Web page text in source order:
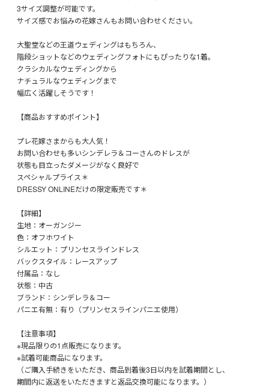
3サイズ調整が可能です。
サイズ感でお悩みの花嫁さんもお問い合わせください。
大聖堂などの王道ウェディングはもちろん、
階段ショットなどのウェディングフォトにもぴったりな1着。
クラシカルなウェディングから
ナチュラルなウェディングまで
幅広く活躍しそうです！
【商品おすすめポイント】
プレ花嫁さまからも大人気！
お問い合わせも多いシンデレラ＆コーさんのドレスが
状態も目立ったダメージがなく良好で
スペシャルプライス＊
DRESSY ONLINEだけの限定販売です＊
【詳細】
生地：オーガンジー
色：オフホワイト
シルエット：プリンセスラインドレス
バックスタイル：レースアップ
付属品：なし
状態：中古
ブランド：シンデレラ＆コー
パニエ有無：有り（プリンセスラインパニエ使用）
【注意事項】
※現品限りの1点販売になります。
※試着可能商品になります。
（ご購入手続きをいただき、商品到着後3日以内を試着期間とし、
期間内に返送をいただきますと返品交換可能になります。）